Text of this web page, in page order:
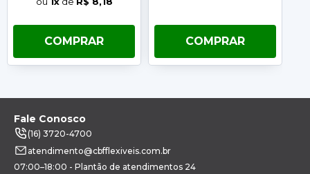
COMPRAR COMPRAR
Fale Conosco
(16) 3720-4700
atendimento@cbfflexiveis.com.br
07:00–18:00 - Plantão de atendimentos 24